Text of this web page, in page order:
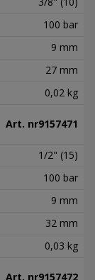
100 bar
9 mm
27 mm
0,02 kg
Art. nr9157471
1/2" (15)
100 bar
9 mm
32 mm
0,03 kg
Art. nr9157472